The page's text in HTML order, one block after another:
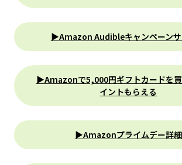
▶Amazon Audibleキャンペーン
▶Amazonで5,000円ギフトカードを
イントもらえる
▶Amazonプライムデー詳細